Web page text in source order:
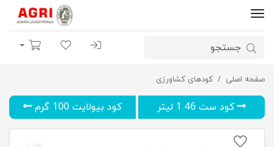
ورود | ثبت نام
لیست مورد علاقه
سبد خرید
صفحه اصلی کودهای کشاورزیکود سیفوویر (Cifovir 1) 1 لیتر
کود ست 46 1 لیتر کود بیولایت 100 گرم